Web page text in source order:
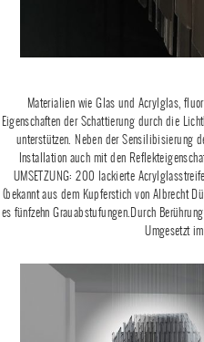
Materialien wie Glas und Acrylglas,
Eigenschaften der Schattierung durch die
unterstützen. Neben der Sensilibisierung
Installation auch mit den
UMSETZUNG: 200 lackierte
(bekannt aus dem Kupferstich von Albrecht
es fünfzehn Grauabstufungen.Durch
Umgesetzt